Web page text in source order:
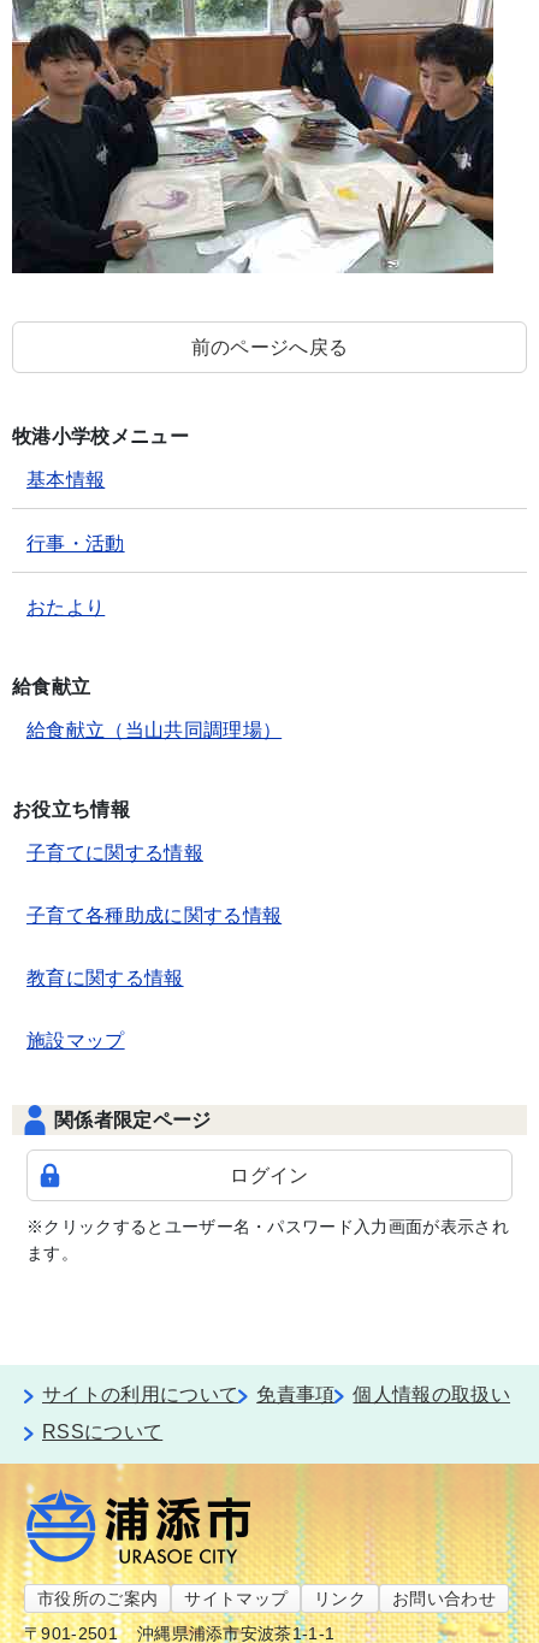
前のページへ戻る
牧港小学校メニュー
基本情報
行事・活動
おたより
給食献立
給食献立（当山共同調理場）
お役立ち情報
子育てに関する情報
子育て各種助成に関する情報
教育に関する情報
施設マップ
関係者限定ページ
ログイン
※クリックするとユーザー名・パスワード入力画面が表示され
ます。
サイトの利用について 免責事項
個人情報の取扱い
RSSについて
市役所のご案内 サイトマップ リンク
お問い合わせ
〒901-2501
沖縄県浦添市安波茶1-1-1